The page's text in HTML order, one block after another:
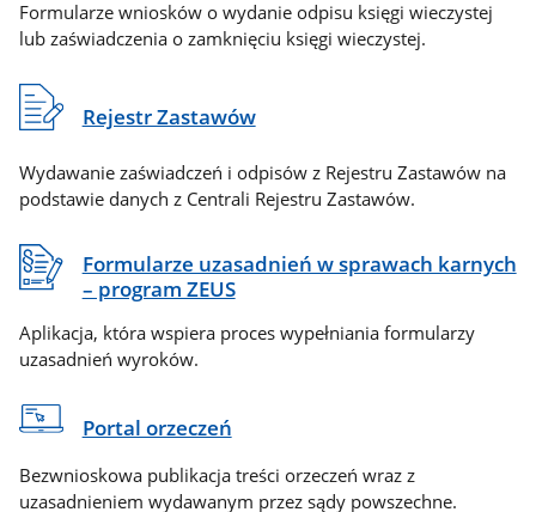
Formularze wniosków o wydanie odpisu księgi wieczystej
lub zaświadczenia o zamknięciu księgi wieczystej.
Rejestr Zastawów
Wydawanie zaświadczeń i odpisów z Rejestru Zastawów na
podstawie danych z Centrali Rejestru Zastawów.
Formularze uzasadnień w sprawach karnych
– program ZEUS
Aplikacja, która wspiera proces wypełniania formularzy
uzasadnień wyroków.
Portal orzeczeń
Bezwnioskowa publikacja treści orzeczeń wraz z
uzasadnieniem wydawanym przez sądy powszechne.